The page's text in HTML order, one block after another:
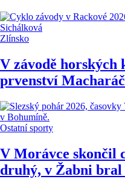
Zlínsko
V závodě horských
prvenství
Ostatní sporty
V Morávce skončil
druhý, v Žabni